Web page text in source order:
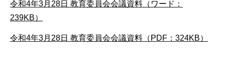
令和4年3月28日 教育委員会会議資料（ワード：
239KB）
令和4年3月28日 教育委員会会議資料（PDF：324KB）